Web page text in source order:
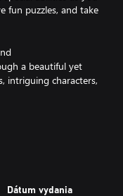
fun puzzles, and take
a beautiful yet
intriguing characters,
friends and
Dátum vydania